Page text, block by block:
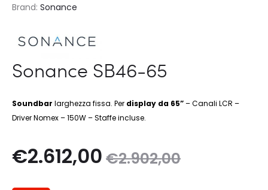
Brand: Sonance
Sonance SB46-65
Soundbar larghezza fissa. Per display da 65”– Canali LCR –
Driver Nomex – 150W – Staffe incluse.
€2.902,00
Il
€2.612,00